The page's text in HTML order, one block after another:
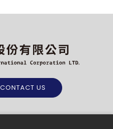
CONTACT US